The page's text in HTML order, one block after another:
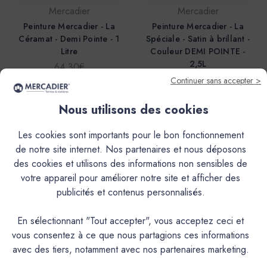
Mercadier
Peinture Mercadier - La
Céramat - Demi Pointe - 1
Litre
64,30€
Mercadier
Peinture Mercadier - La
Spéciale - Satin à brillant -
Couleur DEMI POINTE -
2,5L
143,70€
Mercadier Mercadier
Continuer sans accepter >
Nous utilisons des cookies
Les cookies sont importants pour le bon fonctionnement
de notre site internet. Nos partenaires et nous déposons
des cookies et utilisons des informations non sensibles de
votre appareil pour améliorer notre site et afficher des
publicités et contenus personnalisés.
En sélectionnant "Tout accepter", vous acceptez ceci et
vous consentez à ce que nous partagions ces informations
avec des tiers, notamment avec nos partenaires marketing.